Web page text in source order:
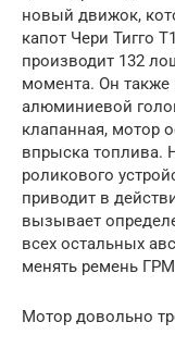
новый движок,
капот Чери Тигго
производит 132
момента. Он также
алюминиевой
клапанная, мотор
впрыска топлива.
роликового
приводит в
вызывает
всех остальных
менять ремень
Мотор довольно